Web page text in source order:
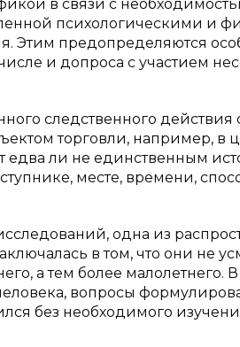
в связи с
психологическими и
Этим предопределяются
и допроса с участием
следственного действия
торговли, например, в
едва ли не единственным
месте, времени,
одна из
в том, что они не
а тем более малолетнего.
вопросы
без необходимого